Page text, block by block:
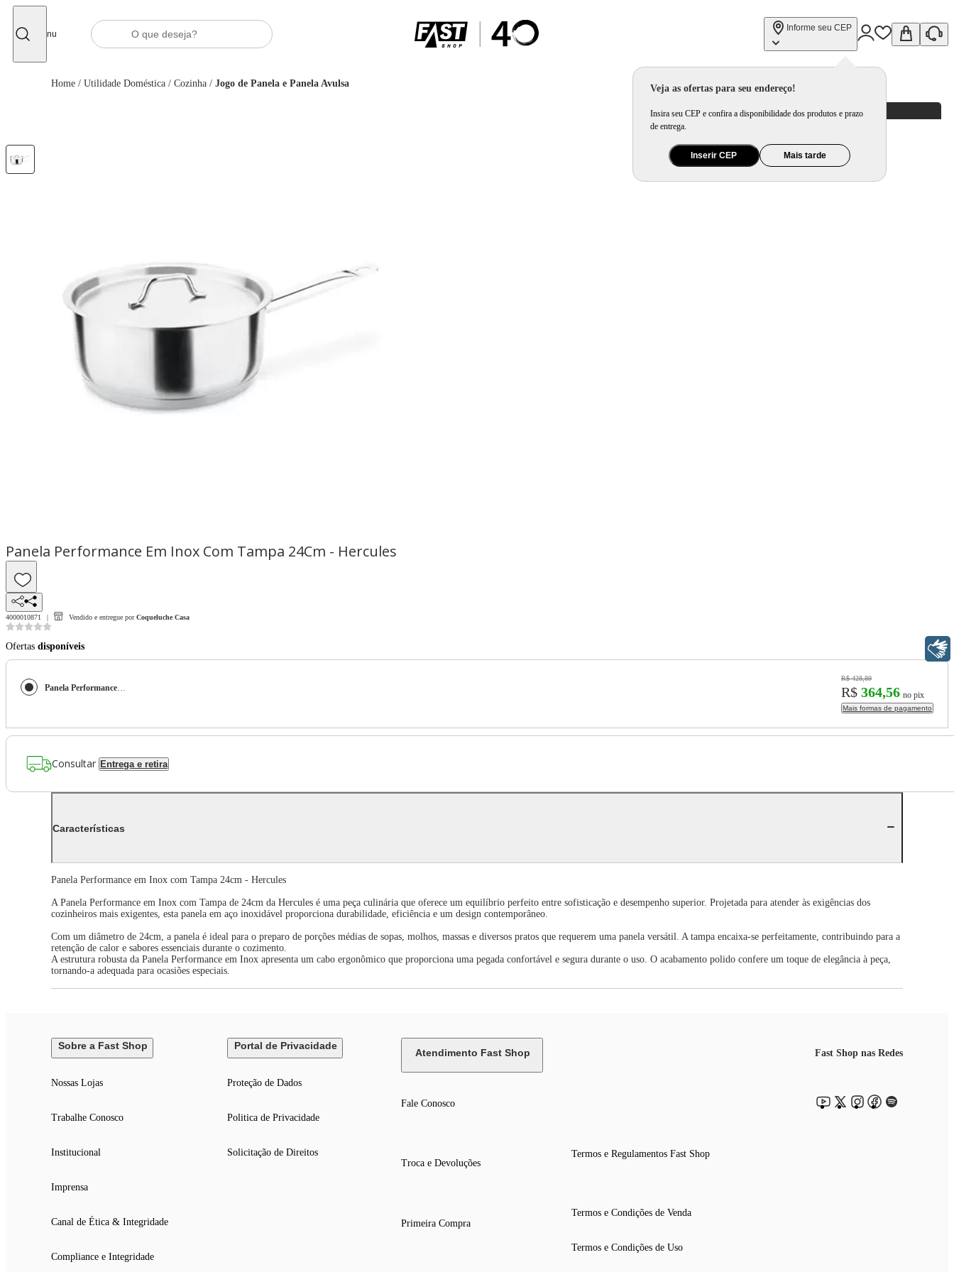
Menu
Informe seu CEP
Veja as ofertas para seu endereço!
Insira seu CEP e confira a disponibilidade dos produtos e prazo
de entrega.
Inserir CEP Mais tarde
Home / Utilidade Doméstica / Cozinha / Jogo de Panela e Panela Avulsa
Panela Performance Em Inox Com Tampa 24Cm - Hercules
4000010871 Vendido e entregue por Coqueluche Casa
Ofertas disponíveis
Panela Performance Em Inox Com Tampa 24Cm - Hercules
R$ 428,89
R$ 364,56 no pix
Mais formas de pagamento
Consultar Entrega e retira
Características
Panela Performance em Inox com Tampa 24cm - Hercules
A Panela Performance em Inox com Tampa de 24cm da Hercules é uma peça culinária que oferece um equilíbrio perfeito entre sofisticação e desempenho superior. Projetada para atender às exigências dos
cozinheiros mais exigentes, esta panela em aço inoxidável proporciona durabilidade, eficiência e um design contemporâneo.
Com um diâmetro de 24cm, a panela é ideal para o preparo de porções médias de sopas, molhos, massas e diversos pratos que requerem uma panela versátil. A tampa encaixa-se perfeitamente, contribuindo para a
retenção de calor e sabores essenciais durante o cozimento.
A estrutura robusta da Panela Performance em Inox apresenta um cabo ergonômico que proporciona uma pegada confortável e segura durante o uso. O acabamento polido confere um toque de elegância à peça,
tornando-a adequada para ocasiões especiais.
Sobre a Fast Shop
Nossas Lojas
Trabalhe Conosco
Institucional
Imprensa
Canal de Ética & Integridade
Compliance e Integridade
Portal de Privacidade
Proteção de Dados
Politica de Privacidade
Solicitação de Direitos
Atendimento Fast Shop
Fale Conosco
Troca e Devoluções
Primeira Compra
Termos e Regulamentos Fast Shop
Termos e Condições de Venda
Termos e Condições de Uso
Fast Shop nas Redes